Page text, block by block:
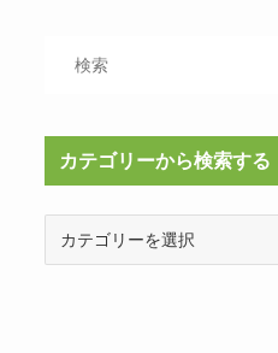
カテゴリーから検索する